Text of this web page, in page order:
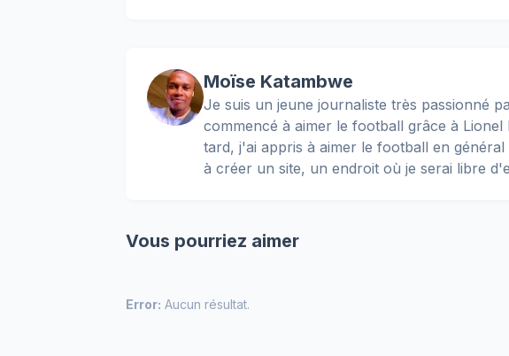
Moïse Katambwe
Je suis un jeune journaliste très passionné
commencé à aimer le football grâce à
tard, j'ai appris à aimer le football en
à créer un site, un endroit où je serai libre
Vous pourriez aimer
Error: Aucun résultat.